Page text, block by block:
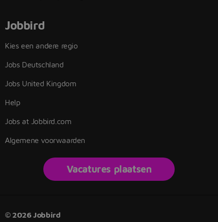
Jobbird
Kies een andere regio
Jobs Deutschland
Jobs United Kingdom
Help
Jobs at Jobbird.com
Algemene voorwaarden
Vacatures plaatsen
© 2026 Jobbird